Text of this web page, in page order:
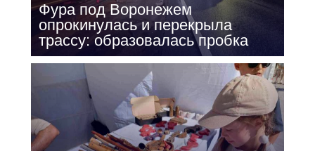
Фура под Воронежем
опрокинулась и перекрыла
трассу: образовалась пробка